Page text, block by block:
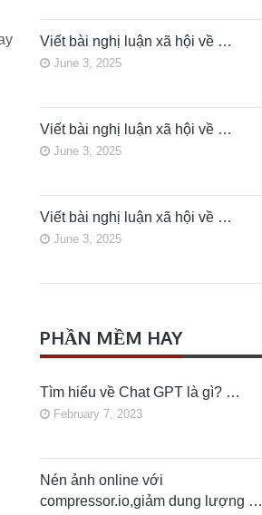
Viết bài nghị luận xã hội về …
June 3, 2025
Viết bài nghị luận xã hội về …
June 3, 2025
Viết bài nghị luận xã hội về …
June 3, 2025
PHẦN MỀM HAY
Tìm hiểu về Chat GPT là gì? …
February 7, 2023
Nén ảnh online với
compressor.io,giảm dung lượng …